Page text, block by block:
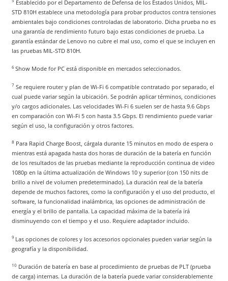
Establecido por el Departamento de Defensa de los Estados Unidos, MIL-
STD 810H establece una metodología para probar productos contra tensiones
ambientales bajo condiciones controladas de laboratorio. Dicha prueba no es
una garantía de rendimiento futuro bajo estas condiciones de prueba. La
garantía estándar de Lenovo no cubre el mal uso, como el que se incluyen en
las pruebas MIL-STD 810H.
6Show Mode for PC está disponible en mercados seleccionados.
7Se requiere router y plan de Wi-Fi 6 compatible contratado por separado, el
cual puede variar según la ubicación. Se podrán aplicar términos, condiciones
y/o cargos adicionales. Las velocidades Wi-Fi 6 suelen ser de hasta 9.6 Gbps
en comparación con Wi-Fi 5 con hasta 3.5 Gbps. El rendimiento puede variar
según el uso, la configuración y otros factores.
8 Para Rapid Charge Boost, cárgala durante 15 minutos en modo de espera o
mientras está apagada hasta dos horas de duración de la batería en función
de los resultados de las pruebas mediante la reproducción continua de video
1080p en la última actualización de Windows 10 y superior (con 150 nits de
brillo a nivel de volumen predeterminado). La duración real de la batería
depende de muchos factores, como la configuración y el uso del producto, el
software, la funcionalidad inalámbrica, las opciones de administración de
energía y el brillo de pantalla. La capacidad máxima de la batería irá
disminuyendo con el tiempo y el uso. Requiere adaptador incluido.
9 Las opciones de colores y los accesorios opcionales pueden variar según la
geografía y la disponibilidad.
10Duración de batería en base al procedimiento de pruebas de PLT (prueba
de carga) internas. La duración de la batería puede variar considerablemente